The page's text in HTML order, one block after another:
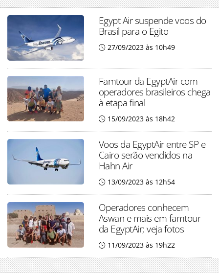
Egypt Air suspende voos do
Brasil para o Egito
27/09/2023 às 10h49
Famtour da EgyptAir com
operadores brasileiros chega
à etapa final
15/09/2023 às 18h42
Voos da EgyptAir entre SP e
Cairo serão vendidos na
Hahn Air
13/09/2023 às 12h54
Operadores conhecem
Aswan e mais em famtour
da EgyptAir; veja fotos
11/09/2023 às 19h22